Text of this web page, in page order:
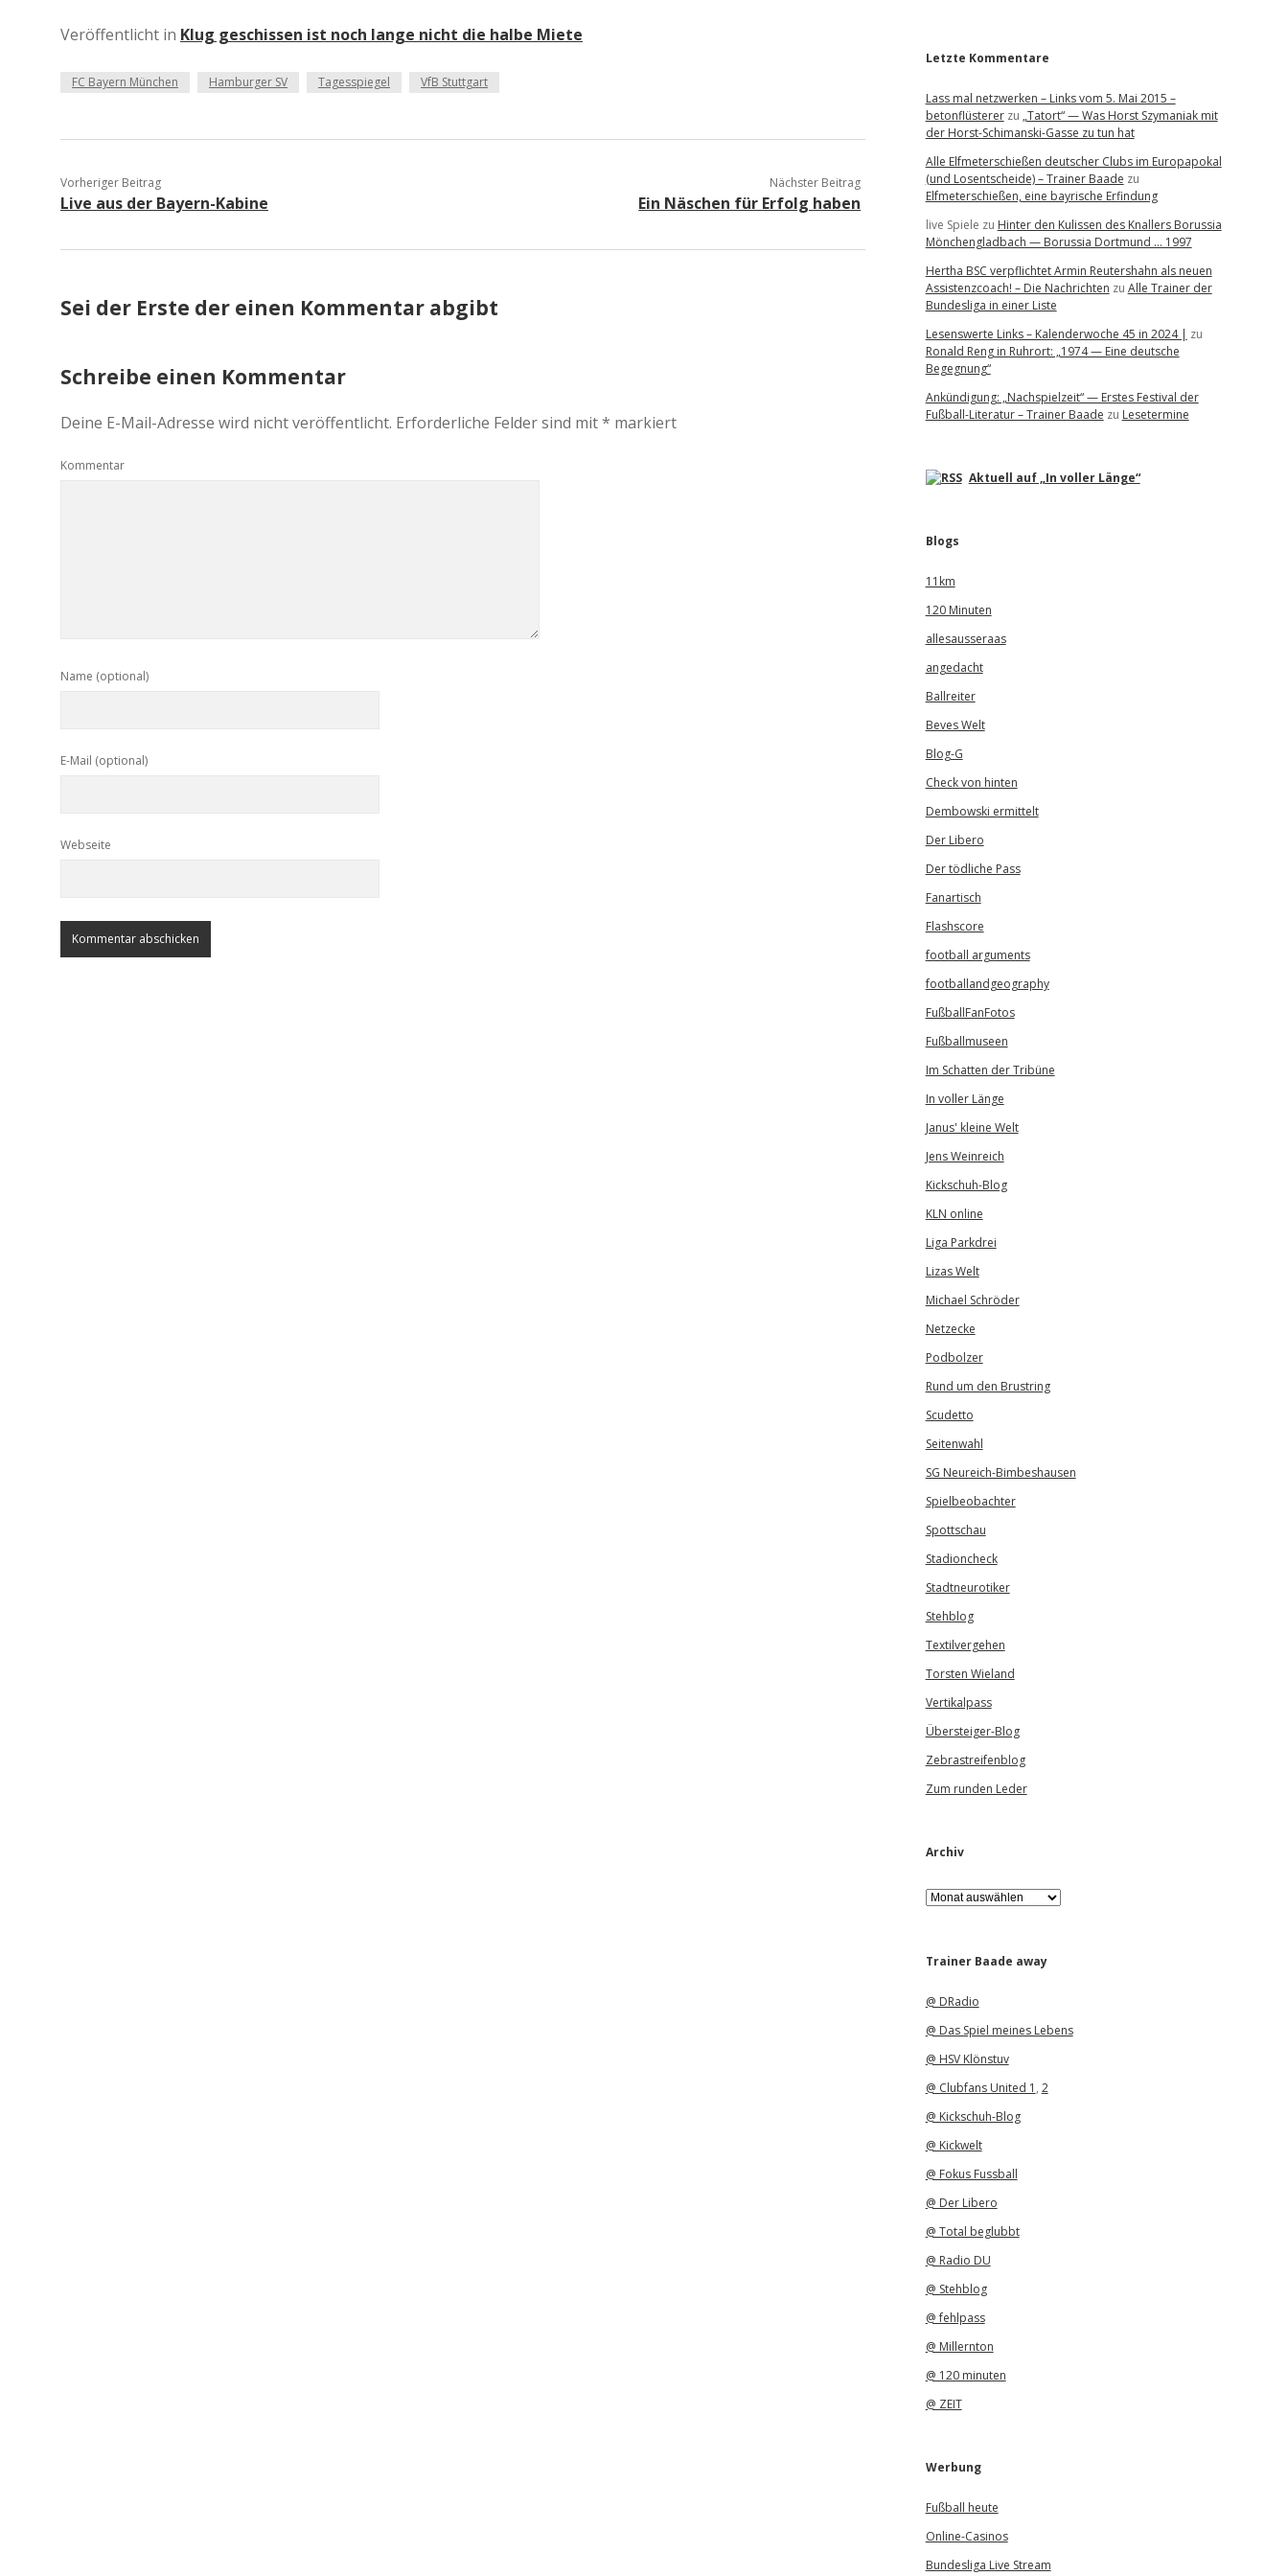
a
d
Veröffentlicht in Klug geschissen ist noch lange nicht die halbe Miete
FC Bayern München Hamburger SV Tagesspiegel VfB Stuttgart
Vorheriger Beitrag
Live aus der Bayern-Kabine
Nächster Beitrag
Ein Näschen für Erfolg haben
Sei der Erste der einen Kommentar abgibt
Schreibe einen Kommentar
Deine E-Mail-Adresse wird nicht veröffentlicht. Erforderliche Felder sind mit* markiert
Kommentar
Name (optional)
E-Mail (optional)
Webseite
Letzte Kommentare
Lass mal netzwerken – Links vom 5. Mai 2015 –
betonflüstererzu „Tatort“ — Was Horst Szymaniak mit
der Horst-Schimanski-Gasse zu tun hat
Alle Elfmeterschießen deutscher Clubs im Europapokal
(und Losentscheide) – Trainer Baade zu
Elfmeterschießen, eine bayrische Erfindung
live Spiele zu Hinter den Kulissen des Knallers Borussia
Mönchengladbach — Borussia Dortmund … 1997
Hertha BSC verpflichtet Armin Reutershahn als neuen
Assistenzcoach! – Die Nachrichten zu Alle Trainer der
Bundesliga in einer Liste
Lesenswerte Links – Kalenderwoche 45 in 2024 | zu
Ronald Reng in Ruhrort: „1974 — Eine deutsche
Begegnung“
Ankündigung: „Nachspielzeit“ — Erstes Festival der
Fußball-Literatur – Trainer Baade zu Lesetermine
Aktuell auf „In voller Länge“
Blogs
11km
120 Minuten
allesausseraas
angedacht
Ballreiter
Beves Welt
Blog-G
Check von hinten
Dembowski ermittelt
Der Libero
Der tödliche Pass
Fanartisch
Flashscore
football arguments
footballandgeography
FußballFanFotos
Fußballmuseen
Im Schatten der Tribüne
In voller Länge
Janus' kleine Welt
Jens Weinreich
Kickschuh-Blog
KLN online
Liga Parkdrei
Lizas Welt
Michael Schröder
Netzecke
Podbolzer
Rund um den Brustring
Scudetto
Seitenwahl
SG Neureich-Bimbeshausen
Spielbeobachter
Spottschau
Stadioncheck
Stadtneurotiker
Stehblog
Textilvergehen
Torsten Wieland
Vertikalpass
Übersteiger-Blog
Zebrastreifenblog
Zum runden Leder
Archiv
A
r
iTrainer Baade away
@ DRadio
@ Das Spiel meines Lebens
@ HSV Klönstuv
@ Clubfans United 1 , 2
@ Kickschuh-Blog
@ Kickwelt
@ Fokus Fussball
@ Der Libero
@ Total beglubbt
@ Radio DU
@ Stehblog
@ fehlpass
@ Millernton
@ 120 minuten
@ ZEIT
Werbung
Fußball heute
Online-Casinos
Bundesliga Live Stream